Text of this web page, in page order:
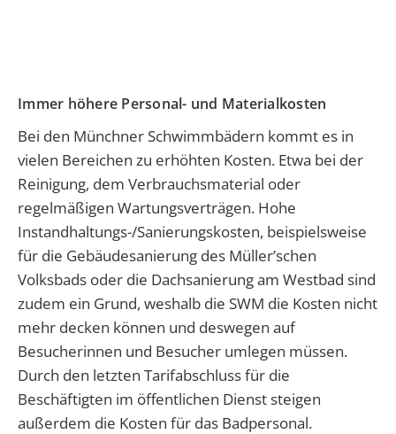
Immer höhere Personal- und Materialkosten
Bei den Münchner Schwimmbädern kommt es in
vielen Bereichen zu erhöhten Kosten. Etwa bei der
Reinigung, dem Verbrauchsmaterial oder
regelmäßigen Wartungsverträgen. Hohe
Instandhaltungs-/Sanierungskosten, beispielsweise
für die Gebäudesanierung des Müller’schen
Volksbads oder die Dachsanierung am Westbad sind
zudem ein Grund, weshalb die SWM die Kosten nicht
mehr decken können und deswegen auf
Besucherinnen und Besucher umlegen müssen.
Durch den letzten Tarifabschluss für die
Beschäftigten im öffentlichen Dienst steigen
außerdem die Kosten für das Badpersonal.